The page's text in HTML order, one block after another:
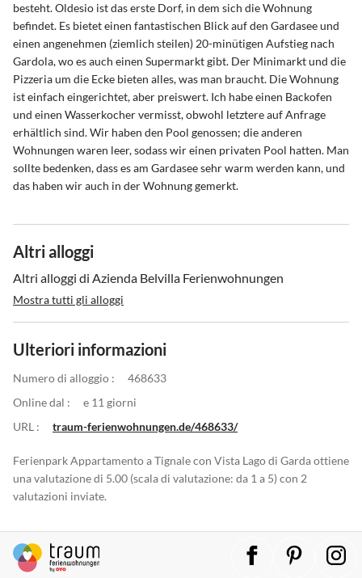
besteht. Oldesio ist das erste Dorf, in dem sich die Wohnung
befindet. Es bietet einen fantastischen Blick auf den Gardasee und
einen angenehmen (ziemlich steilen) 20-minütigen Aufstieg nach
Gardola, wo es auch einen Supermarkt gibt. Der Minimarkt und die
Pizzeria um die Ecke bieten alles, was man braucht. Die Wohnung
ist einfach eingerichtet, aber preiswert. Ich habe einen Backofen
und einen Wasserkocher vermisst, obwohl letztere auf Anfrage
erhältlich sind. Wir haben den Pool genossen; die anderen
Wohnungen waren leer, sodass wir einen privaten Pool hatten. Man
sollte bedenken, dass es am Gardasee sehr warm werden kann, und
das haben wir auch in der Wohnung gemerkt.
Altri alloggi
Altri alloggi di Azienda Belvilla Ferienwohnungen
Mostra tutti gli alloggi
Ulteriori informazioni
Numero di alloggio :
468633
Online dal :
e 11 giorni
URL :
traum-ferienwohnungen.de/468633/
Ferienpark Appartamento a Tignale con Vista Lago di Garda ottiene
una valutazione di 5.00 (scala di valutazione: da 1 a 5) con 2
valutazioni inviate.